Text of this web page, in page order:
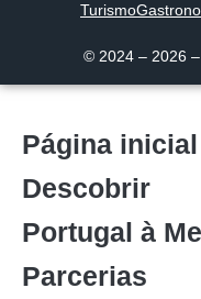
© 2024 – 2026
Página inicial
Descobrir
Portugal à
Parcerias